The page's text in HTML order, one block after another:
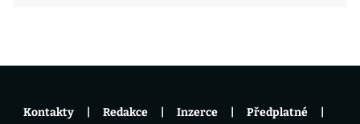
Kontakty Redakce Inzerce Předplatné